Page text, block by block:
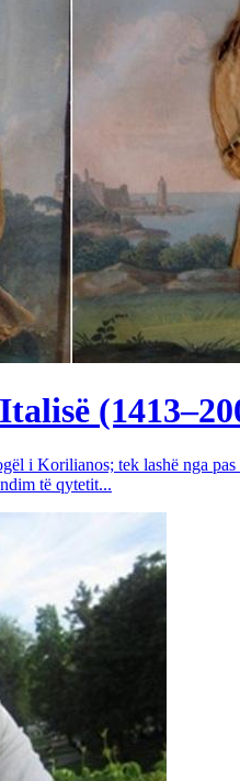
i Korilianos; tek lashë nga
të qytetit...